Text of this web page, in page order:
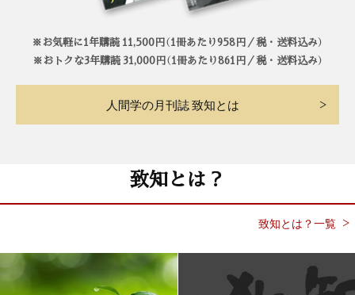
※お気軽に1年購読 11,500円（1冊あたり958円／税・送料込み）
※おトクな3年購読 31,000円（1冊あたり861円／税・送料込み）
人間学の月刊誌 致知とは
致知とは？
致知とは？一覧